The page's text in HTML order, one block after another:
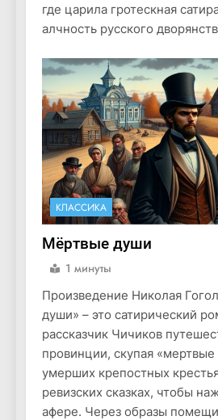
где царила гротескная
алчность русского
КЛАССИКА
Мёртвые души
1 минуты
Произведение Николая
души» – это сатирический
рассказчик Чичиков
провинции, скупая
умерших крепостных
ревизских сказках, чтобы
афере. Через образы